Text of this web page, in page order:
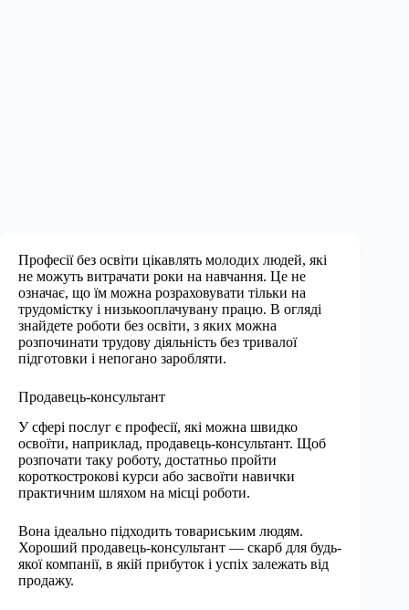
Професії без освіти цікавлять молодих людей, які
не можуть витрачати роки на навчання. Це не
означає, що їм можна розраховувати тільки на
трудомістку і низькооплачувану працю. В огляді
знайдете роботи без освіти, з яких можна
розпочинати трудову діяльність без тривалої
підготовки і непогано заробляти.
Продавець-консультант
У сфері послуг є професії, які можна швидко
освоїти, наприклад, продавець-консультант. Щоб
розпочати таку роботу, достатньо пройти
короткострокові курси або засвоїти навички
практичним шляхом на місці роботи.
Вона ідеально підходить товариським людям.
Хороший продавець-консультант — скарб для будь-
якої компанії, в якій прибуток і успіх залежать від
продажу.